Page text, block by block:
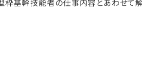
基幹技能者の仕事内容とあわせて解